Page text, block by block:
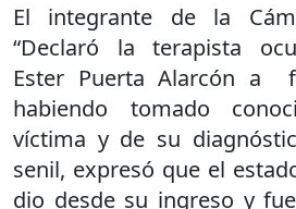
El integrante de la
“Declaró la terapista
Ester Puerta Alarcón a
habiendo tomado
víctima y de su
senil, expresó que el
dio desde su ingreso y